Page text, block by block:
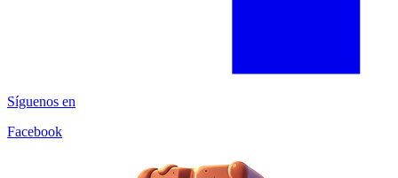
Síguenos en
Facebook